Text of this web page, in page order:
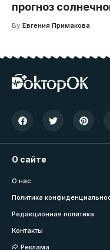
прогноз
By Евгения Примакова
О сайте
О нас
Политика
Редакционная политика
Контакты
Реклама